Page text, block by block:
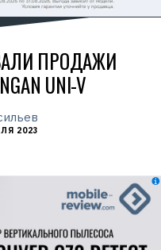
ПРОДАЖИ
UNI-V
2023